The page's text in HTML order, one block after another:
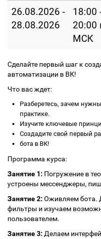
26.08.2026 -
28.08.2026
18:00
20:00
МСК
Сделайте первый шаг к
автоматизации в ВК!
Что вас ждет:
Разберетесь, зачем
практике.
Изучите ключевые
Создадите свой первый
бота в ВК!
Программа курса:
Занятие 1: Погружение в
устроены мессенджеры,
Занятие 2: Оживляем бота.
фильтры и изучаем
пользователем.
Занятие 3: Делаем